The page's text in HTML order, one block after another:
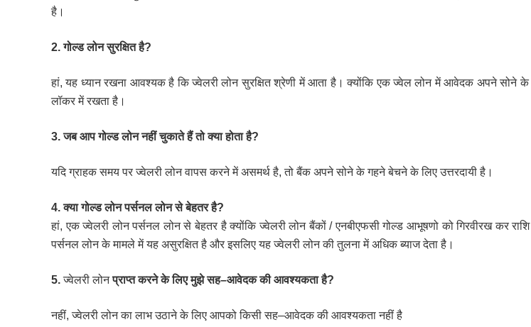
है।
2. गोल्ड लोन सुरक्षित है?
हां,यह ध्यान रखना आवश्यक है कि ज्वेलरी लोन सुरक्षित श्रेणी में आता है। क्योंकि एक ज्वेल लोन में आवेदक अपने सोने के
लॉकर में रखता है।
3. जब आप गोल्ड लोन नहीं चुकाते हैं तो क्या होता है?
यदि ग्राहक समय पर ज्वेलरी लोन वापस करने में असमर्थ है,तो बैंक अपने सोने के गहने बेचने के लिए उत्तरदायी है।
4. क्या गोल्ड लोन पर्सनल लोन से बेहतर है?
हां,एक ज्वेलरी लोन पर्सनल लोन से बेहतर है क्योंकि ज्वेलरी लोन बैंकों/एनबीएफसी गोल्ड आभूषणो को गिरवीरख कर राशि
पर्सनल लोन के मामले में यह असुरक्षित है और इसलिए यहज्वेलरी लोनकी तुलना में अधिक ब्याज देता है।
5.ज्वेलरी लोनप्राप्त करने के लिए मुझे सह–आवेदक की आवश्यकता है?
नहीं,ज्वेलरी लोन का लाभ उठाने के लिए आपको किसी सह–आवेदक की आवश्यकता नहीं है